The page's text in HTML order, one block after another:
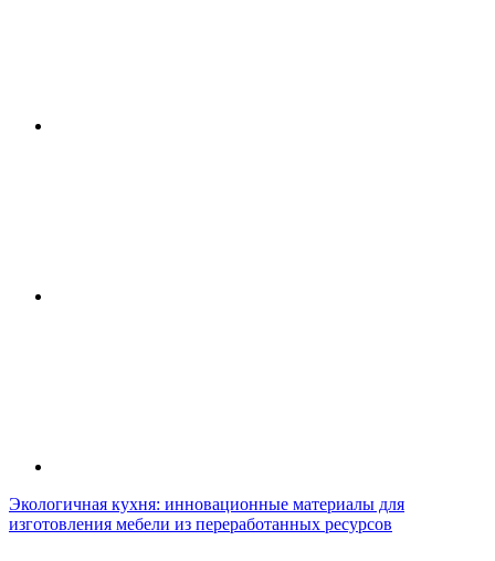
Экологичная кухня: инновационные материалы для
изготовления мебели из переработанных ресурсов